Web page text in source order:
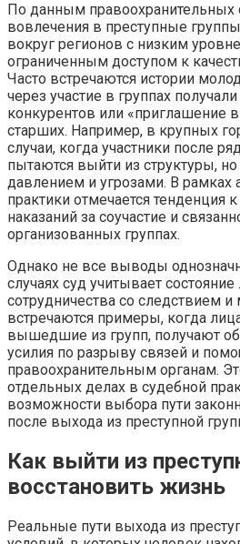
По данным правоохранительных
вовлечения в преступные
вокруг регионов с низким
ограниченным доступом к
Часто встречаются истории
через участие в группах
конкурентов или «приглашение
старших. Например, в крупных
случаи, когда участники после
пытаются выйти из структуры,
давлением и угрозами. В рамках
практики отмечается тенденция
наказаний за соучастие и
организованных группах.
Однако не все выводы
случаях суд учитывает
сотрудничества со следствием
встречаются примеры, когда
вышедшие из групп, получают
усилия по разрыву связей и
правоохранительным органам.
отдельных делах в судебной
возможности выбора пути
после выхода из преступной
Как выйти из
восстановить жизнь
Реальные пути выхода из